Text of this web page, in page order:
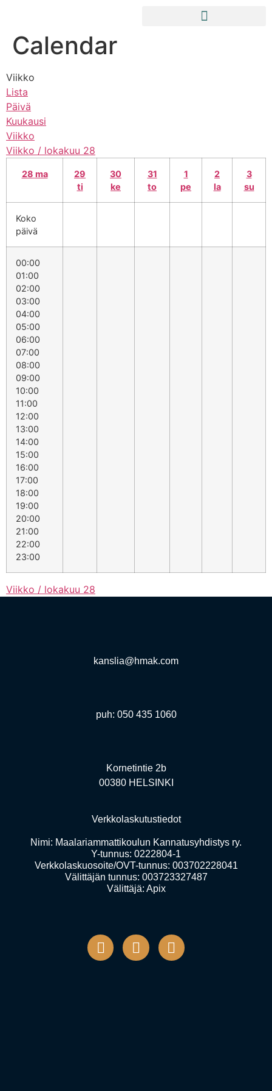
Calendar
Viikko
Lista
Päivä
Kuukausi
Viikko
Viikko / lokakuu 28
28 ma
29
ti
30
ke
31
to
1
pe
2
la
3
su
Koko
päivä
00:00
01:00
02:00
03:00
04:00
05:00
06:00
07:00
08:00
09:00
10:00
11:00
12:00
13:00
14:00
15:00
16:00
17:00
18:00
19:00
20:00
21:00
22:00
23:00
Viikko / lokakuu 28
kanslia@hmak.com
puh: 050 435 1060
Kornetintie 2b
00380 HELSINKI
Verkkolaskutustiedot
Nimi: Maalariammattikoulun Kannatusyhdistys ry.
Y-tunnus: 0222804-1
Verkkolaskuosoite/OVT-tunnus: 003702228041
Välittäjän tunnus: 003723327487
Välittäjä: Apix